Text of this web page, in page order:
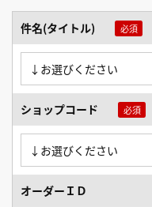
件名(タイトル)
ショップコード
オーダーＩＤ